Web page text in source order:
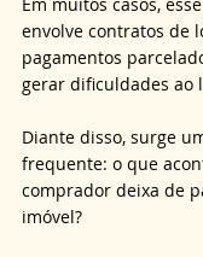
envolve contratos de
pagamentos
gerar dificuldades ao
Diante disso, surge
frequente: o que
comprador deixa de
imóvel?